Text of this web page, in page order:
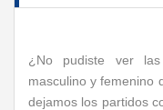
¿No pudiste ver las
masculino y femenino
dejamos los partidos